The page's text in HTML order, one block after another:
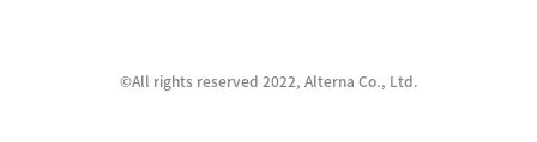
©︎All rights reserved 2022, Alterna Co., Ltd.